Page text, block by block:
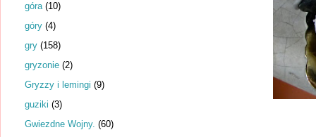
góra (10)
góry (4)
gry (158)
gryzonie (2)
Gryzzy i lemingi (9)
guziki (3)
Gwiezdne Wojny. (60)